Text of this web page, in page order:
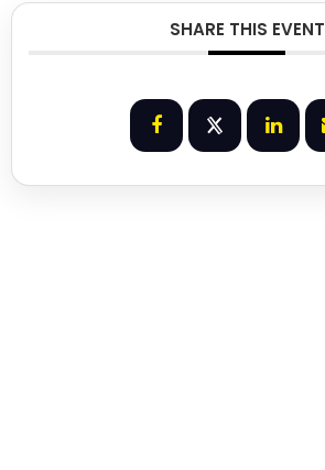
SHARE THIS EVENT